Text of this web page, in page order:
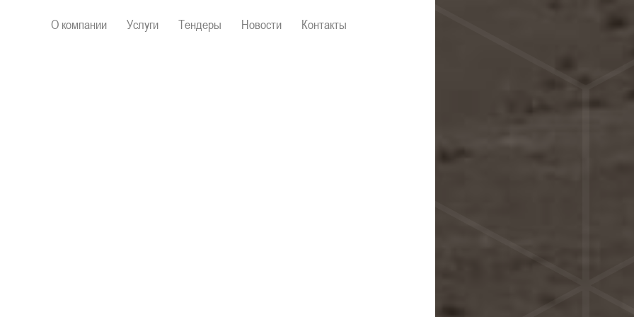
О компании Услуги Тендеры Новости Контакты